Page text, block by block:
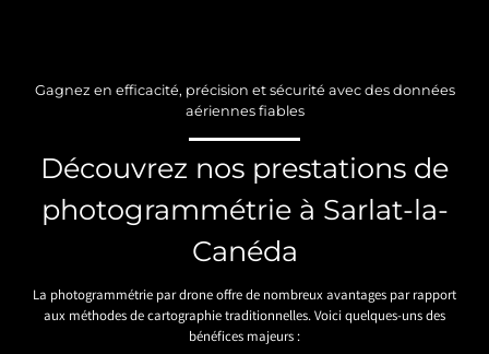
Gagnez en efficacité, précision et sécurité avec des données
aériennes fiables
Découvrez nos prestations de
photogrammétrie à Sarlat-la-
Canéda
La photogrammétrie par drone offre de nombreux avantages par rapport
aux méthodes de cartographie traditionnelles. Voici quelques-uns des
bénéfices majeurs :